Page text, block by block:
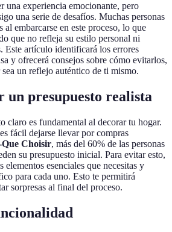
una experiencia emocionante, pero
una serie de desafíos. Muchas personas
al embarcarse en este proceso, lo que
que no refleja su estilo personal ni
Este artículo identificará los errores
y ofrecerá consejos sobre cómo evitarlos,
un reflejo auténtico de ti mismo.
un presupuesto realista
claro es fundamental al decorar tu hogar.
fácil dejarse llevar por compras
Choisir, más del 60% de las personas
su presupuesto inicial. Para evitar esto,
elementos esenciales que necesitas y
para cada uno. Esto te permitirá
sorpresas al final del proceso.